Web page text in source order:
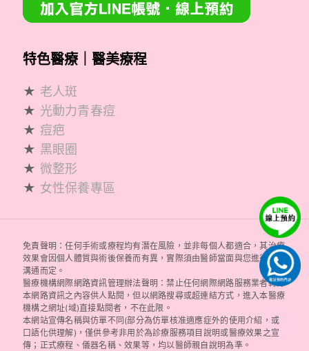
特色醫療｜醫美療程
★ 老人斑
★ 光動力青春痘
★ 痘疤
★ 黑眼圈
★ 微整形
★ 女性保養專區
免責聲明：任何手術或療程均有潛在風險，並非每個人都適合，其治療
效果會因個人體質與術後保養而有異，實際須由醫師當面與您進行評估
溝通而定。
醫療機構網際網路資訊管理辦法聲明：禁止任何網際網路服務業者轉錄
本網路資訊之內容供人點閱，但以網路搜尋或超連結方式，進入本醫療
機構之網址(域)直接點閱者，不在此限。
本網站宣傳名稱與仿單不同(部分為仿單核准適應症外的使用介紹，或
口語化供理解)，僅供參考非用於為診療服務項目說明或醫療效果之宣
傳；正式療程、儀器名稱、效果等，均以醫師親自說明為準。